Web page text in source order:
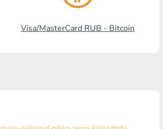
Visa/MasterCard RUB - Bitcoin